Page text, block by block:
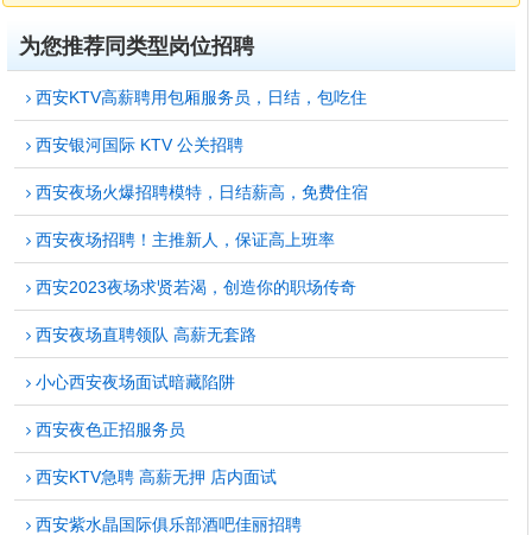
为您推荐同类型岗位招聘
西安KTV高薪聘用包厢服务员，日结，包吃住
西安银河国际 KTV 公关招聘
西安夜场火爆招聘模特，日结薪高，免费住宿
西安夜场招聘！主推新人，保证高上班率
西安2023夜场求贤若渴，创造你的职场传奇
西安夜场直聘领队 高薪无套路
小心西安夜场面试暗藏陷阱
西安夜色正招服务员
西安KTV急聘 高薪无押 店内面试
西安紫水晶国际俱乐部酒吧佳丽招聘